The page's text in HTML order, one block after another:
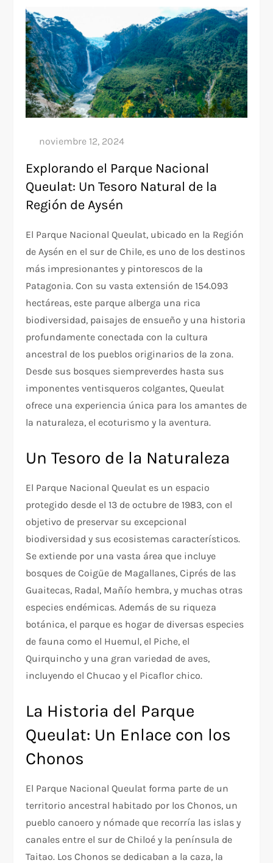
Explorando el Parque Nacional
Queulat: Un Tesoro Natural de la
Región de Aysén
El Parque Nacional Queulat, ubicado en la Región
de Aysén en el sur de Chile, es uno de los destinos
más impresionantes y pintorescos de la
Patagonia. Con su vasta extensión de 154.093
hectáreas, este parque alberga una rica
biodiversidad, paisajes de ensueño y una historia
profundamente conectada con la cultura
ancestral de los pueblos originarios de la zona.
Desde sus bosques siempreverdes hasta sus
imponentes ventisqueros colgantes, Queulat
ofrece una experiencia única para los amantes de
la naturaleza, el ecoturismo y la aventura.
Un Tesoro de la Naturaleza
El Parque Nacional Queulat es un espacio
protegido desde el 13 de octubre de 1983, con el
objetivo de preservar su excepcional
biodiversidad y sus ecosistemas característicos.
Se extiende por una vasta área que incluye
bosques de Coigüe de Magallanes, Ciprés de las
Guaitecas, Radal, Mañío hembra, y muchas otras
especies endémicas. Además de su riqueza
botánica, el parque es hogar de diversas especies
de fauna como el Huemul, el Piche, el
Quirquincho y una gran variedad de aves,
incluyendo el Chucao y el Picaflor chico.
La Historia del Parque
Queulat: Un Enlace con los
Chonos
El Parque Nacional Queulat forma parte de un
territorio ancestral habitado por los Chonos, un
pueblo canoero y nómade que recorría las islas y
canales entre el sur de Chiloé y la península de
Taitao. Los Chonos se dedicaban a la caza, la